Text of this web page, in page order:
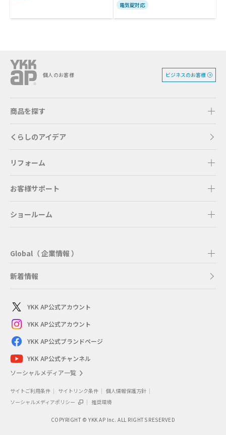
電気錠対応
個人のお客様 ビジネスのお客様
商品を探す
くらしのアイデア
リフォーム
お客様サポート
ショールーム
Global（ 企業情報 ）
新着情報
YKK AP公式アカウント
YKK AP公式アカウント
YKK AP公式ブランドページ
YKK AP公式チャンネル
ソーシャルメディア一覧
サイトご利用条件 サイトリンク条件
個人情報保護方針
ソーシャルメディアポリシー
推奨環境
COPYRIGHT © YKK AP Inc. ALL RIGHTS RESERVED